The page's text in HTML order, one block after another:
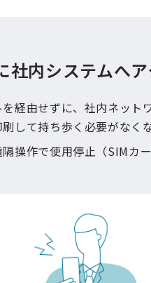
社内システムへ
経由せずに、社内ネット
して持ち歩く必要がなくな
操作で使用停止（SIMカ